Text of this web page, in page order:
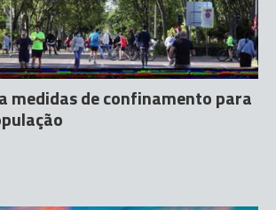
medidas de confinamento para